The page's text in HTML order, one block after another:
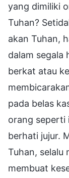
yang dimiliki
Tuhan?
akan Tuhan,
dalam segala
berkat atau
pada belas
orang seperti
berhati jujur.
Tuhan, selalu
membuat